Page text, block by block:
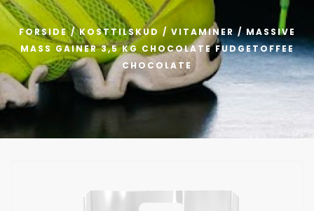
FORSIDE/KOSTTILSKUD / VITAMINER/ MASSIVE
MASS GAINER 3,5 KG CHOCOLATE FUDGETOFFEE
CHOCOLATE